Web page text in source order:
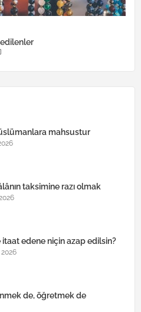
mahsustur
taksimine razı olmak
itaat edene niçin azap edilsin?
de, öğretmek de